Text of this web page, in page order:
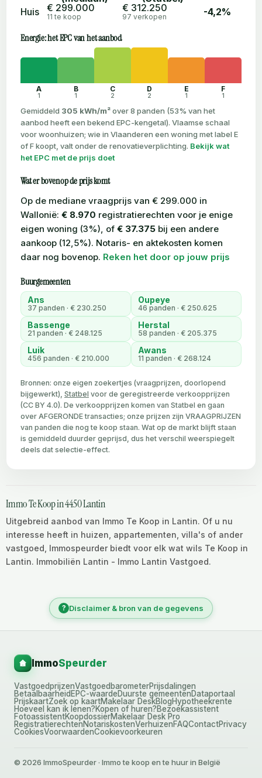
Huis
€ 299.000
11 te koop
€ 312.250
97 verkopen -4,2%
Energie: het EPC van het aanbod
A
1
B
1
C
2
D
2
E
1
F
1
Gemiddeld 305 kWh/m²over 8 panden (53% van het
aanbod heeft een bekend EPC-kengetal). Vlaamse schaal
voor woonhuizen; wie in Vlaanderen een woning met label E
of F koopt, valt onder de renovatieverplichting. Bekijk wat
het EPC met de prijs doet
Wat er bovenop de prijs komt
Op de mediane vraagprijs van € 299.000 in
Wallonië: € 8.970 registratierechten voor je enige
eigen woning (3%), of € 37.375 bij een andere
aankoop (12,5%). Notaris- en aktekosten komen
daar nog bovenop. Reken het door op jouw prijs
Buurgemeenten
Ans
37 panden · € 230.250
Oupeye
46 panden · € 250.625
Bassenge
21 panden · € 248.125
Herstal
58 panden · € 205.375
Luik
456 panden · € 210.000
Awans
11 panden · € 268.124
Bronnen: onze eigen zoekertjes (vraagprijzen, doorlopend
bijgewerkt), Statbel voor de geregistreerde verkoopprijzen
(CC BY 4.0). De verkoopprijzen komen van Statbel en gaan
over AFGERONDE transacties; onze prijzen zijn VRAAGPRIJZEN
van panden die nog te koop staan. Wat op de markt blijft staan
is gemiddeld duurder geprijsd, dus het verschil weerspiegelt
deels dat selectie-effect.
Immo Te Koop in 4450 Lantin
Uitgebreid aanbod van Immo Te Koop in Lantin. Of u nu
interesse heeft in huizen, appartementen, villa's of ander
vastgoed, Immospeurder biedt voor elk wat wils Te Koop in
Lantin. Immobiliën Lantin - Immo Lantin Vastgoed.
? Disclaimer & bron van de gegevens
ImmoSpeurder
VastgoedprijzenVastgoedbarometerPrijsdalingen
Betaalbaarheid EPC-waardeDuurste gemeentenDataportaal
PrijskaartZoek op kaartMakelaar DeskBlogHypotheekrente
Hoeveel kan ik lenen?Kopen of huren?Bezoekassistent
FotoassistentKoopdossierMakelaar Desk Pro
RegistratierechtenNotariskostenVerhuizenFAQContactPrivacy
CookiesVoorwaardenCookievoorkeuren
© 2026 ImmoSpeurder · Immo te koop en te huur in België